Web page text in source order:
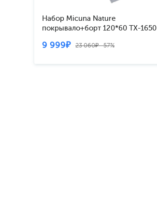
Набор Micuna Nature
покрывало+борт 120*60 TX-1650
9 999₽ 23 060₽ -57%